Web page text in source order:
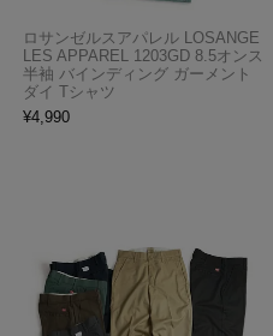
ロサンゼルスアパレル LOSANGE
LES APPAREL 1203GD 8.5オンス
半袖 バインディング ガーメント
ダイ Tシャツ
¥4,990